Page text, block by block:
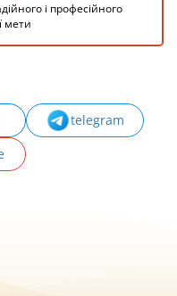
і професійного
мети
telegram